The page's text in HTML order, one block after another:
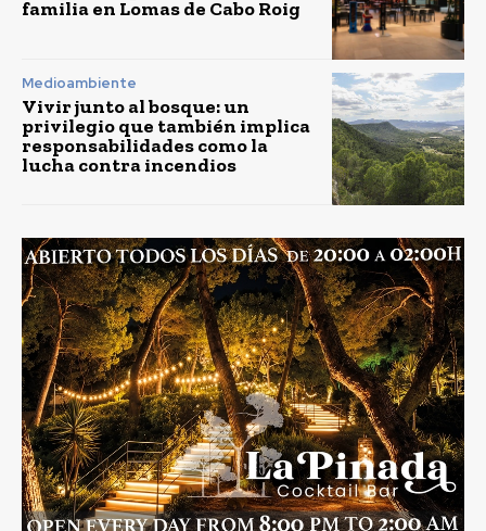
familia en Lomas de Cabo Roig
Medioambiente
Vivir junto al bosque: un
privilegio que también implica
responsabilidades como la
lucha contra incendios